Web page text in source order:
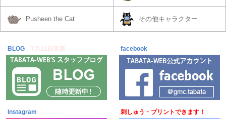
Pusheen the Cat その他キャラクター
BLOG 7月21日更新 facebook
Instagram 刺しゅう・プリントできます！